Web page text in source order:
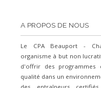
A PROPOS DE NOUS
Le CPA Beauport -
organisme à but non
d'offrir des programmes
qualité dans un